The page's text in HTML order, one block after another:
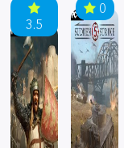
3.5
0